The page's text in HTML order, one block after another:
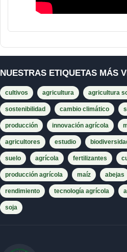
NUESTRAS ETIQUETAS MÁS
cultivos agricultura agricultura
sostenibilidad cambio climático
producción innovación agrícola
agricultores estudio
suelo agrícola fertilizantes
producción agrícola maíz abejas
rendimiento tecnología agrícola
soja